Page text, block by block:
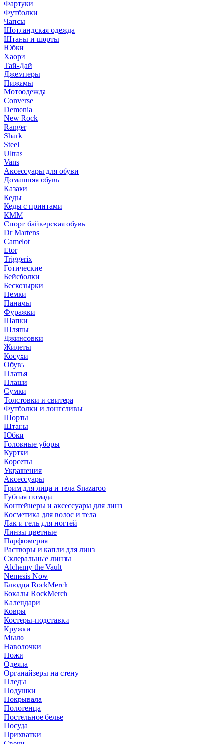
Фартуки
Футболки
Чапсы
Шотландская одежда
Штаны и шорты
Юбки
Хаори
Тай-Дай
Джемперы
Пижамы
Мотоодежда
Converse
Demonia
New Rock
Ranger
Shark
Steel
Ultras
Vans
Аксессуары для обуви
Домашняя обувь
Казаки
Кеды
Кеды с принтами
КММ
Спорт-байкерская обувь
Dr Martens
Camelot
Etor
Triggerix
Готические
Бейсболки
Бескозырки
Немки
Панамы
Фуражки
Шапки
Шляпы
Джинсовки
Жилеты
Косухи
Обувь
Платья
Плащи
Сумки
Толстовки и свитера
Футболки и лонгсливы
Шорты
Штаны
Юбки
Головные уборы
Куртки
Корсеты
Украшения
Аксессуары
Грим для лица и тела Snazaroo
Губная помада
Контейнеры и аксессуары для линз
Косметика для волос и тела
Лак и гель для ногтей
Линзы цветные
Парфюмерия
Растворы и капли для линз
Склеральные линзы
Alchemy the Vault
Nemesis Now
Блюдца RockMerch
Бокалы RockMerch
Календари
Ковры
Костеры-подставки
Кружки
Мыло
Наволочки
Ножи
Одеяла
Органайзеры на стену
Пледы
Подушки
Покрывала
Полотенца
Постельное белье
Посуда
Прихватки